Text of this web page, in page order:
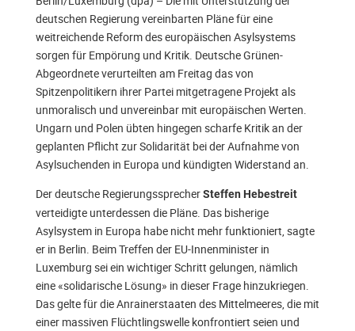
deutschen Regierung vereinbarten Pläne für eine
weitreichende Reform des europäischen Asylsystems
sorgen für Empörung und Kritik. Deutsche Grünen-
Abgeordnete verurteilten am Freitag das von
Spitzenpolitikern ihrer Partei mitgetragene Projekt als
unmoralisch und unvereinbar mit europäischen Werten.
Ungarn und Polen übten hingegen scharfe Kritik an der
geplanten Pflicht zur Solidarität bei der Aufnahme von
Asylsuchenden in Europa und kündigten Widerstand an.
Der deutsche RegierungssprecherSteffen Hebestreit
verteidigte unterdessen die Pläne. Das bisherige
Asylsystem in Europa habe nicht mehr funktioniert, sagte
er in Berlin. Beim Treffen der EU-Innenminister in
Luxemburg sei ein wichtiger Schritt gelungen, nämlich
eine «solidarische Lösung» in dieser Frage hinzukriegen.
Das gelte für die Anrainerstaaten des Mittelmeeres, die mit
einer massiven Flüchtlingswelle konfrontiert seien und